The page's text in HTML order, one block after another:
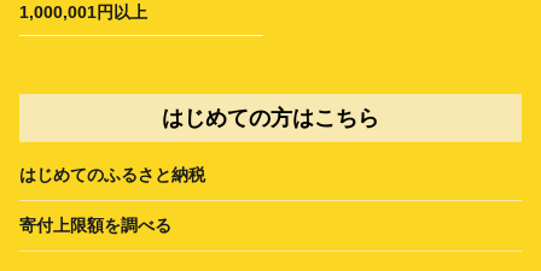
1,000,001円以上
はじめての方はこちら
はじめてのふるさと納税
寄付上限額を調べる